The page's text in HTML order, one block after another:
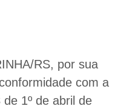
RS, por sua
com a
1º de abril de